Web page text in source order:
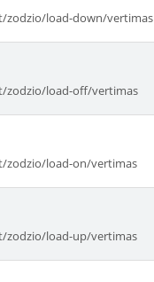
zodzio/load-down/vertimas
zodzio/load-off/vertimas
zodzio/load-on/vertimas
zodzio/load-up/vertimas